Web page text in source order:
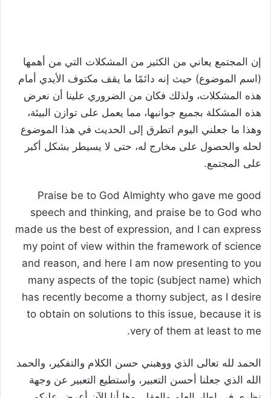
إن المجتمع يعاني من الكثير من المشكلات التي من أهمها
(اسم الموضوع) حيث إنه دائمًا ما يقف مكتوف الأيدي أمام
هذه المشكلات، ولذلك فكان من الضروري علينا أن نعرض
هذه المشكلة بجميع جوانبها، مما يعمل على توازن البيئة،
وهذا ما جعلني اليوم اتطرق إلى الحديث في هذا الموضوع
لحله والحصول على مخارج له، حتى لا يسيطر بشكل أكبر
على المجتمع.
Praise be to God Almighty who gave me good
speech and thinking, and praise be to God who
made us the best of expression, and I can express
my point of view within the framework of science
and reason, and here I am now presenting to you
many aspects of the topic (subject name) which
has recently become a thorny subject, as I desire
to obtain on solutions to this issue, because it is
very of them at least to me.
الحمد لله تعالى الذي ووهبني حسن الكلام والتفكير، والحمد
الله الذي جعلنا أحسن التعبير، وأستطيع التعبير عن وجهة